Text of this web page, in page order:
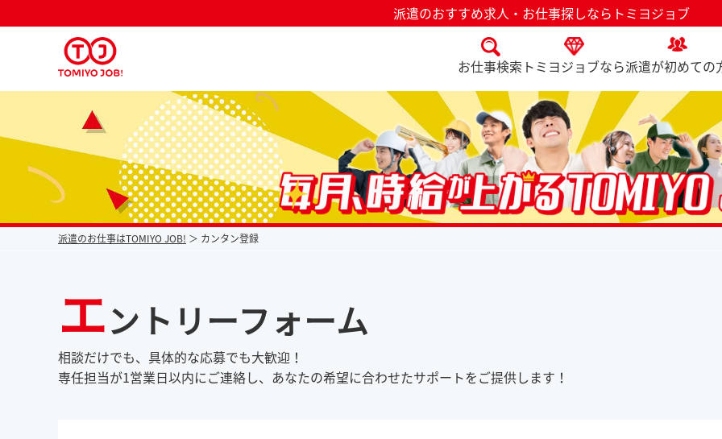
派遣のおすすめ求人・お仕事探しならトミヨジョブ
お仕事検索 トミヨジョブなら派遣が初めての
派遣なら毎月時給が上がるトミヨジョブ
派遣のお仕事はTOMIYO JOB! カンタン登録
エントリーフォーム
相談だけでも、具体的な応募でも大歓迎！
専任担当が1営業日以内にご連絡し、あなたの希望に合わせたサポートをご提供します！